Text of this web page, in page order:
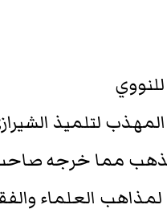
للنووي
لتلميذ
مما خرجه
العلماء